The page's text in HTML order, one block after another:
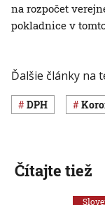
na rozpočet
pokladnice v
Ďalšie články na
DPH
Čítajte tiež